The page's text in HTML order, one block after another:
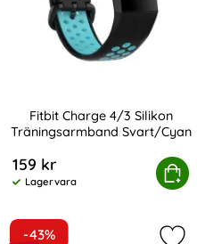
Svart/Rosa
Fitbit Charge 4/3 Silikon
Träningsarmband Svart/Cyan
159 kr
Tillgänglighet:
Lagervara
Köp
Charge 4/3 Silikon
-43%